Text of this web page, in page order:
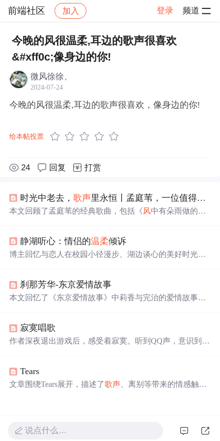
前端社区 加入 登录 频道
社区 前端社区 感慨 帖子详情
今晚的风很温柔,耳边的歌声很喜欢
&#xff0c;像身边的你!
微风徐徐、
2024-07-24
今晚的风很温柔,耳边的歌声很喜欢，像身边的你!
给本帖投票
24 回复 打赏
时光中老去，歌声里永恒丨孟庭苇，一位值得被岁月
本文回顾了孟庭苇的经典歌曲，包括《风中有朵雨做的
曲背后的情感，以及U-ONE蓝牙音箱如何提升听感体验。
静湖听心：情侣的温柔倾诉
博主回忆与恋人在校园小径漫步、湖边谈心的美好时光。
等未来生活，画面温馨美好。
刹那芳华-东京爱情故事
本文回忆了《东京爱情故事》中莉香与完治的爱情故事，
作者感慨年轻相爱要
寂寞唱歌
作者深夜退出游戏后，感受着寂寞。听到QQ声，意识到网
爱的复杂情感。
Tears
文章围绕Tears展开，描述了歌声、离别等带来的情感触
说点什么…